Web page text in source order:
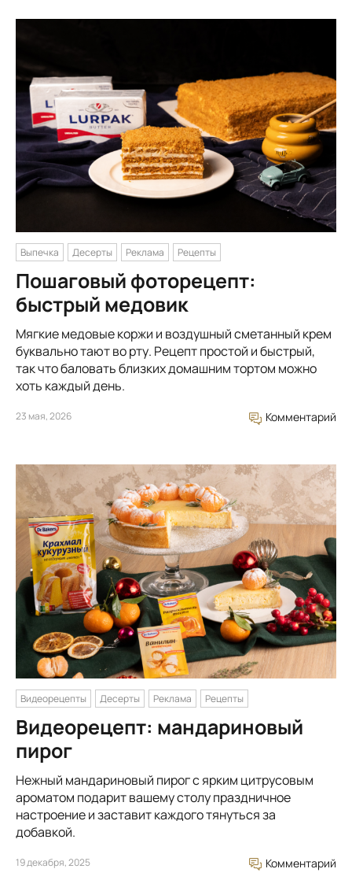
Выпечка Десерты Реклама Рецепты
Пошаговый фоторецепт:
быстрый медовик
Мягкие медовые коржи и воздушный сметанный крем
буквально тают во рту. Рецепт простой и быстрый,
так что баловать близких домашним тортом можно
хоть каждый день.
23 мая, 2026 Комментарий
Видеорецепты Десерты Реклама Рецепты
Видеорецепт: мандариновый
пирог
Нежный мандариновый пирог с ярким цитрусовым
ароматом подарит вашему столу праздничное
настроение и заставит каждого тянуться за
добавкой.
19 декабря, 2025 Комментарий